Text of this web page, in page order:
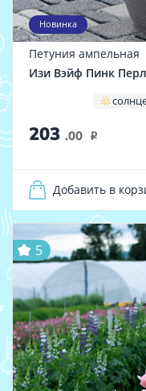
Новинка
Петуния ампельная
Изи Вэйф Пинк Перл
203 .00 i
Добавить в
5